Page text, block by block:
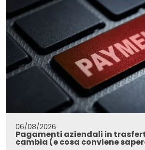
06/08/2026
Pagamenti aziendali in
cambia (e cosa conviene